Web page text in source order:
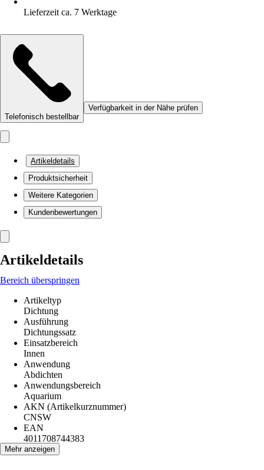
Lieferzeit ca. 7 Werktage
Telefonisch bestellbar
Verfügbarkeit in der Nähe prüfen
Artikeldetails
Produktsicherheit
Weitere Kategorien
Kundenbewertungen
Artikeldetails
Bereich überspringen
Artikeltyp
Dichtung
Ausführung
Dichtungssatz
Einsatzbereich
Innen
Anwendung
Abdichten
Anwendungsbereich
Aquarium
AKN (Artikelkurznummer)
CNSW
EAN
4011708744383
Mehr anzeigen